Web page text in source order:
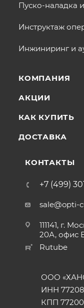
Пуско-наладка
Инструктаж
Инжиниринг и
КОМПАНИЯ
АКЦИИ
КАК КУПИТЬ
ДОСТАВКА
КОНТАКТЫ
+7 (499)
sale@opti-
111141, г.
20А, офис
Rutube
ООО
ИНН
КПП